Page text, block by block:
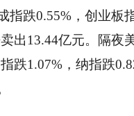
指跌0.55%，创业板
出13.44亿元。隔夜
跌1.07%，纳指跌